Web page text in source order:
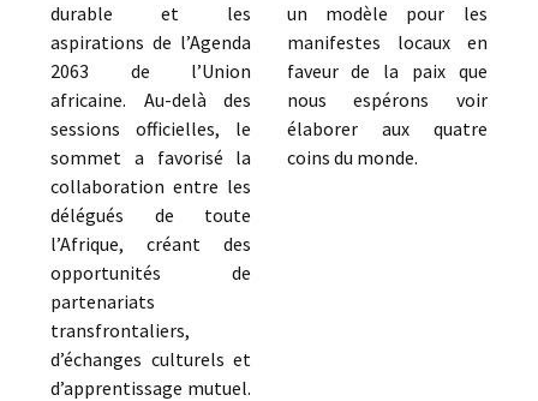
durable et les
aspirations de l’Agenda
2063 de l’Union
africaine. Au-delà des
sessions officielles, le
sommet a favorisé la
collaboration entre les
délégués de toute
l’Afrique, créant des
opportunités de
partenariats
transfrontaliers,
d’échanges culturels et
d’apprentissage mutuel.
un modèle pour les
manifestes locaux en
faveur de la paix que
nous espérons voir
élaborer aux quatre
coins du monde.